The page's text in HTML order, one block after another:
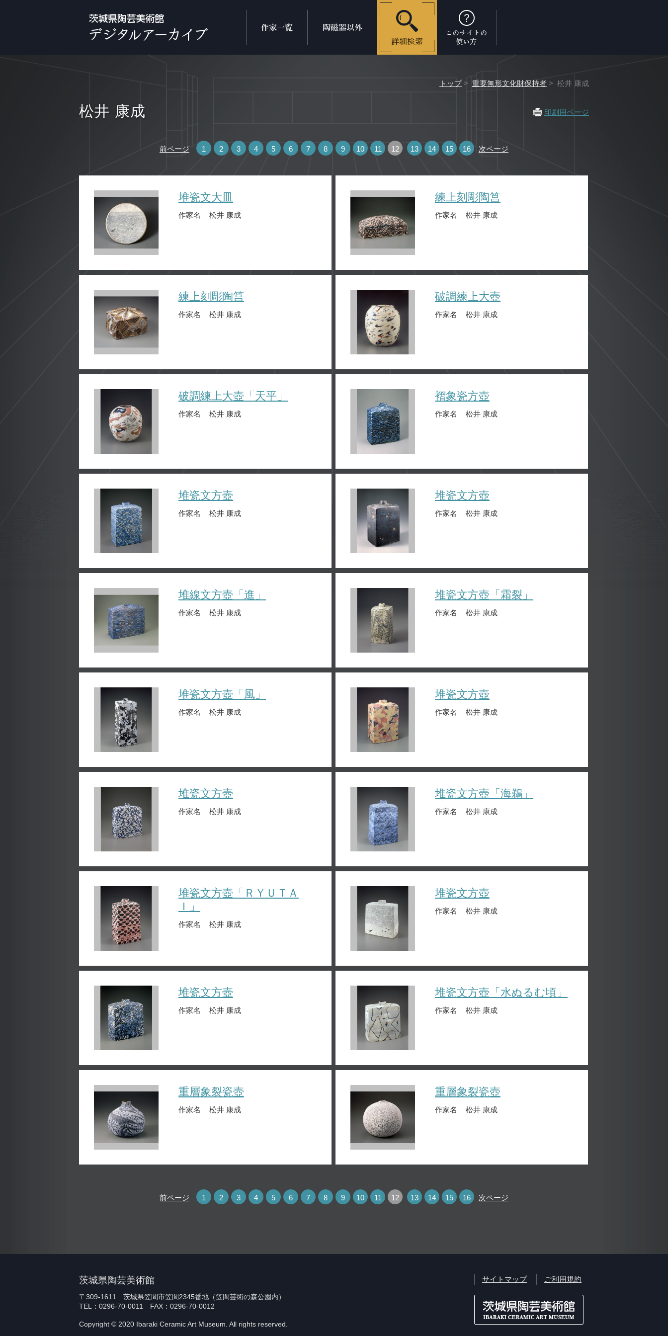
印刷用ページ
トップ> 重要無形文化財保持者 > 松井 康成
松井 康成
前ページ 1 2 3 4 5 6 7 8 9 10 11 12 13 14 15 16 次ページ
堆瓷文大皿
作家名 松井 康成
練上刻彫陶筥
作家名 松井 康成
練上刻彫陶筥
作家名 松井 康成
破調練上大壺
作家名 松井 康成
破調練上大壺「天平」
作家名 松井 康成
褶象瓷方壺
作家名 松井 康成
堆瓷文方壺
作家名 松井 康成
堆瓷文方壺
作家名 松井 康成
堆線文方壺「進」
作家名 松井 康成
堆瓷文方壺「霜裂」
作家名 松井 康成
堆瓷文方壺「風」
作家名 松井 康成
堆瓷文方壺
作家名 松井 康成
堆瓷文方壺
作家名 松井 康成
堆瓷文方壺「海鵜」
作家名 松井 康成
堆瓷文方壺「ＲＹＵＴＡ
Ｉ」
作家名 松井 康成
堆瓷文方壺
作家名 松井 康成
堆瓷文方壺
作家名 松井 康成
堆瓷文方壺「水ぬるむ頃」
作家名 松井 康成
重層象裂瓷壺
作家名 松井 康成
重層象裂瓷壺
作家名 松井 康成
前ページ 1 2 3 4 5 6 7 8 9 10 11 12 13 14 15 16 次ページ
茨城県陶芸美術館
〒309-1611 茨城県笠間市笠間2345番地（笠間芸術の森公園内）
TEL：0296-70-0011 FAX：0296-70-0012
サイトマップ ご利用規約
Copyright © 2020 Ibaraki Ceramic Art Museum. All rights reserved.